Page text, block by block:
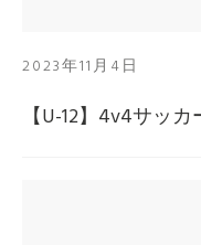
2023年11月4日
【U-12】4v4サッカ